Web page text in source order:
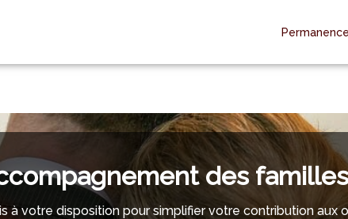
des familles
à votre disposition pour simplifier votre contribution aux